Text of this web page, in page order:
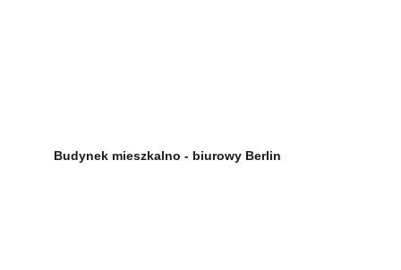
Budynek mieszkalno - biurowy Berlin